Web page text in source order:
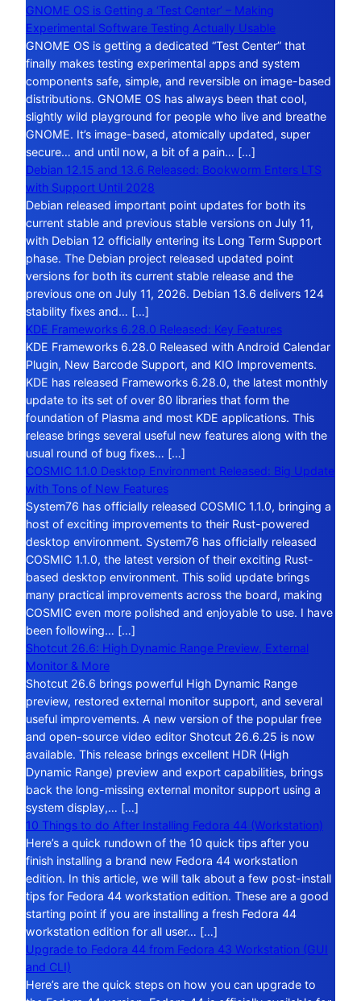
GNOME OS is Getting a ‘Test Center’ – Making
Experimental Software Testing Actually Usable
GNOME OS is getting a dedicated “Test Center” that
finally makes testing experimental apps and system
components safe, simple, and reversible on image-based
distributions. GNOME OS has always been that cool,
slightly wild playground for people who live and breathe
GNOME. It’s image-based, atomically updated, super
secure… and until now, a bit of a pain… […]
Debian 12.15 and 13.6 Released: Bookworm Enters LTS
with Support Until 2028
Debian released important point updates for both its
current stable and previous stable versions on July 11,
with Debian 12 officially entering its Long Term Support
phase. The Debian project released updated point
versions for both its current stable release and the
previous one on July 11, 2026. Debian 13.6 delivers 124
stability fixes and… […]
KDE Frameworks 6.28.0 Released: Key Features
KDE Frameworks 6.28.0 Released with Android Calendar
Plugin, New Barcode Support, and KIO Improvements.
KDE has released Frameworks 6.28.0, the latest monthly
update to its set of over 80 libraries that form the
foundation of Plasma and most KDE applications. This
release brings several useful new features along with the
usual round of bug fixes… […]
COSMIC 1.1.0 Desktop Environment Released: Big Update
with Tons of New Features
System76 has officially released COSMIC 1.1.0, bringing a
host of exciting improvements to their Rust-powered
desktop environment. System76 has officially released
COSMIC 1.1.0, the latest version of their exciting Rust-
based desktop environment. This solid update brings
many practical improvements across the board, making
COSMIC even more polished and enjoyable to use. I have
been following… […]
Shotcut 26.6: High Dynamic Range Preview, External
Monitor & More
Shotcut 26.6 brings powerful High Dynamic Range
preview, restored external monitor support, and several
useful improvements. A new version of the popular free
and open-source video editor Shotcut 26.6.25 is now
available. This release brings excellent HDR (High
Dynamic Range) preview and export capabilities, brings
back the long-missing external monitor support using a
system display,… […]
10 Things to do After Installing Fedora 44 (Workstation)
Here’s a quick rundown of the 10 quick tips after you
finish installing a brand new Fedora 44 workstation
edition. In this article, we will talk about a few post-install
tips for Fedora 44 workstation edition. These are a good
starting point if you are installing a fresh Fedora 44
workstation edition for all user… […]
Upgrade to Fedora 44 from Fedora 43 Workstation (GUI
and CLI)
Here’s are the quick steps on how you can upgrade to